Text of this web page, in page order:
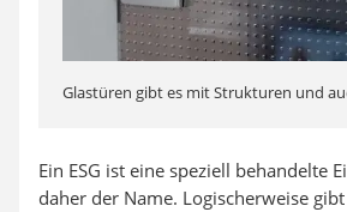
Glastüren gibt es mit Strukturen und
Ein ESG ist eine speziell behandelte
daher der Name. Logischerweise